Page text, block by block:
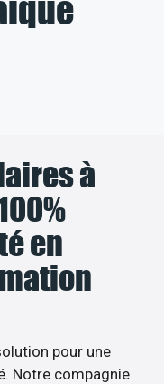
à
en
pour une
Notre compagnie